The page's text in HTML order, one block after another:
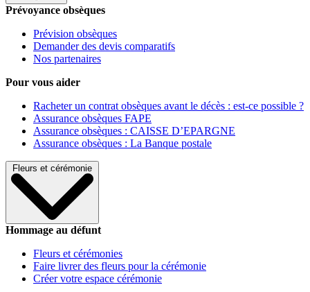
Prévoyance obsèques
Prévision obsèques
Demander des devis comparatifs
Nos partenaires
Pour vous aider
Racheter un contrat obsèques avant le décès : est-ce possible ?
Assurance obsèques FAPE
Assurance obsèques : CAISSE D’EPARGNE
Assurance obsèques : La Banque postale
Fleurs et cérémonie
Hommage au défunt
Fleurs et cérémonies
Faire livrer des fleurs pour la cérémonie
Créer votre espace cérémonie